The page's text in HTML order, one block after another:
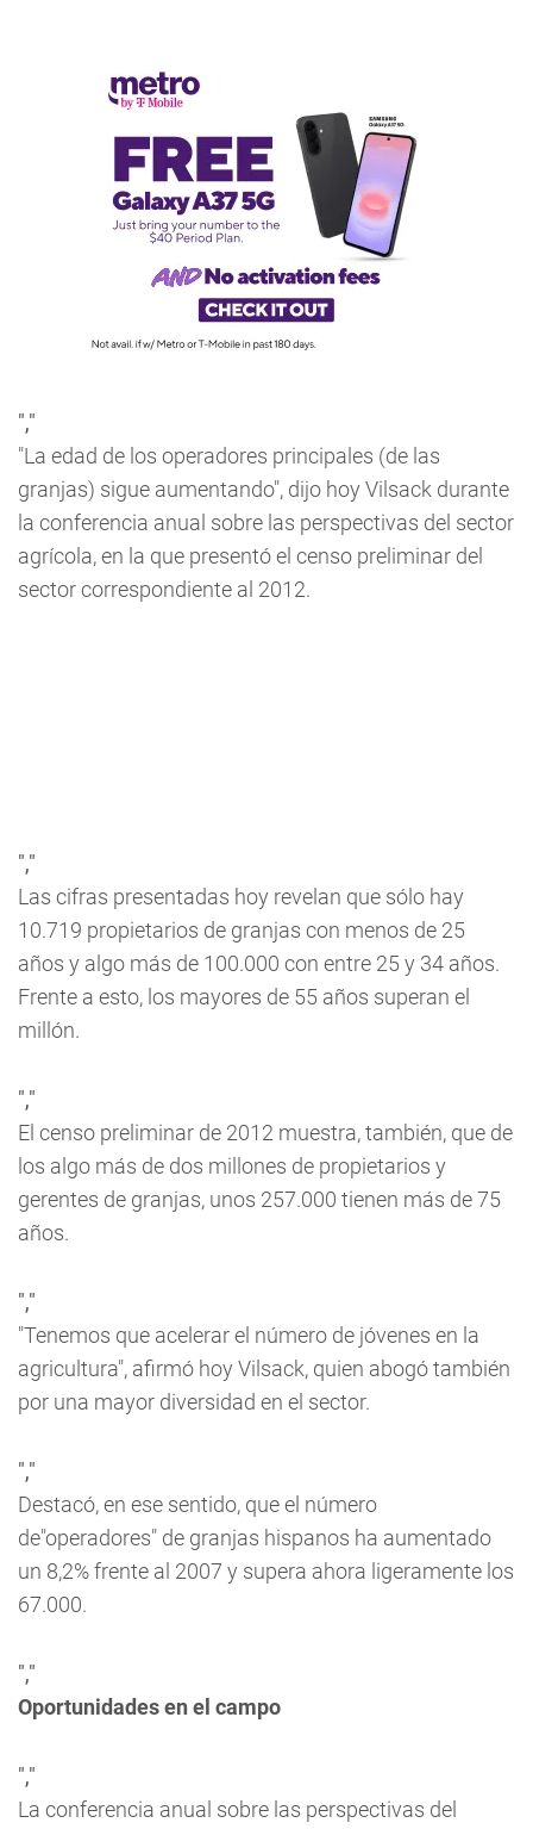
","
"La edad de los operadores principales (de las
granjas) sigue aumentando", dijo hoy Vilsack durante
la conferencia anual sobre las perspectivas del sector
agrícola, en la que presentó el censo preliminar del
sector correspondiente al 2012.
","
Las cifras presentadas hoy revelan que sólo hay
10.719 propietarios de granjas con menos de 25
años y algo más de 100.000 con entre 25 y 34 años.
Frente a esto, los mayores de 55 años superan el
millón.
","
El censo preliminar de 2012 muestra, también, que de
los algo más de dos millones de propietarios y
gerentes de granjas, unos 257.000 tienen más de 75
años.
","
"Tenemos que acelerar el número de jóvenes en la
agricultura", afirmó hoy Vilsack, quien abogó también
por una mayor diversidad en el sector.
","
Destacó, en ese sentido, que el número
de"operadores" de granjas hispanos ha aumentado
un 8,2% frente al 2007 y supera ahora ligeramente los
67.000.
","
Oportunidades en el campo
","
La conferencia anual sobre las perspectivas del